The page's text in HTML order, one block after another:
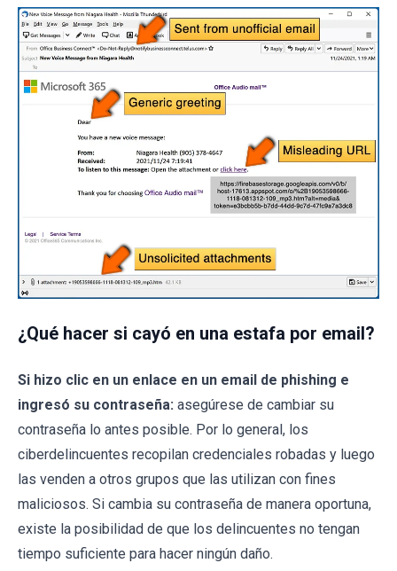
¿Qué hacer si cayó en una estafa por email?
Si hizo clic en un enlace en un email de phishing e
ingresó su contraseña: asegúrese de cambiar su
contraseña lo antes posible. Por lo general, los
ciberdelincuentes recopilan credenciales robadas y luego
las venden a otros grupos que las utilizan con fines
maliciosos. Si cambia su contraseña de manera oportuna,
existe la posibilidad de que los delincuentes no tengan
tiempo suficiente para hacer ningún daño.